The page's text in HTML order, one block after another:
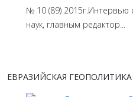
№ 10 (89) 2015г.Интервью
наук, главным редактор...
ЕВРАЗИЙСКАЯ